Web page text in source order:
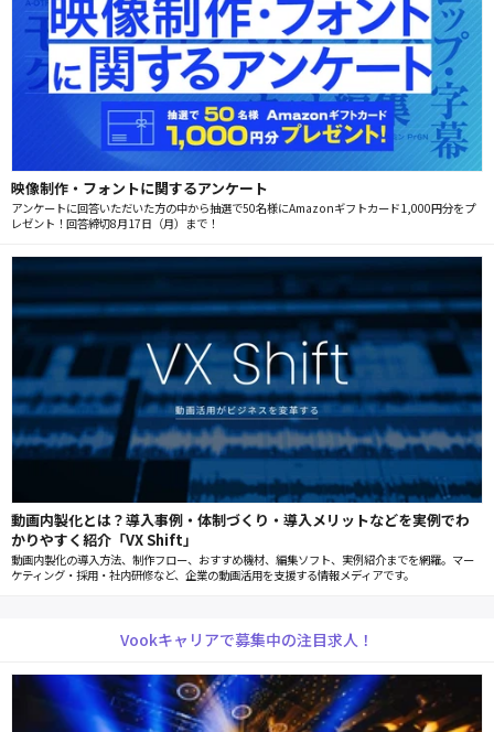
映像制作・フォントに関するアンケート
アンケートに回答いただいた方の中から抽選で50名様にAmazonギフトカード1,000円分をプ
レゼント！回答締切8月17日（月）まで！
動画内製化とは？導入事例・体制づくり・導入メリットなどを実例でわ
かりやすく紹介「VX Shift」
動画内製化の導入方法、制作フロー、おすすめ機材、編集ソフト、実例紹介までを網羅。マー
ケティング・採用・社内研修など、企業の動画活用を支援する情報メディアです。
Vookキャリアで募集中の注目求人！